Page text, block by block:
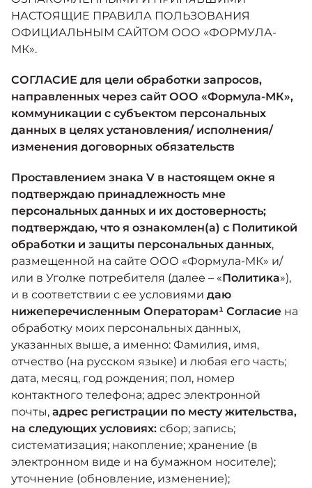
Москвич 6
Яркий динамичный седан
от 2 237 000 ₽*
Москвич 3 с ручным
управлением (РУ)
Кроссовер, создающий равные
возможности
Практичный семиместный
кроссовер
от 3 125 000 ₽*
Кредитные программы
Спецпредложения
Калькулятор трейд-ин
Страховые программы
Моторное масло
СЕРВИСНЫЕ АКЦИИ
АКСЕССУАРЫ
КОНТАКТЫ
НАСТОЯЩИЕ ПРАВИЛА ПОЛЬЗОВАНИЯ
ОФИЦИАЛЬНЫМ САЙТОМ ООО «ФОРМУЛА-
МК».
СОГЛАСИЕ для цели обработки запросов,
направленных через сайт ООО «Формула-МК»,
коммуникации с субъектом персональных
данных в целях установления/ исполнения/
изменения договорных обязательств
Проставлением знака V в настоящем окне я
подтверждаю принадлежность мне
персональных данных и их достоверность;
подтверждаю, что я ознакомлен(а) с Политикой
обработки и защиты персональных данных,
размещенной на сайте ООО «Формула-МК» и/
или в Уголке потребителя (далее – «Политика»),
и в соответствии с ее условиями даю
нижеперечисленным Операторам¹ Согласие на
обработку моих персональных данных,
указанных выше, а именно: Фамилия, имя,
отчество (на русском языке) и любая его часть;
дата, месяц, год рождения; пол, номер
контактного телефона; адрес электронной
почты, адрес регистрации по месту жительства,
на следующих условиях: сбор; запись;
систематизация; накопление; хранение (в
электронном виде и на бумажном носителе);
уточнение (обновление, изменение);